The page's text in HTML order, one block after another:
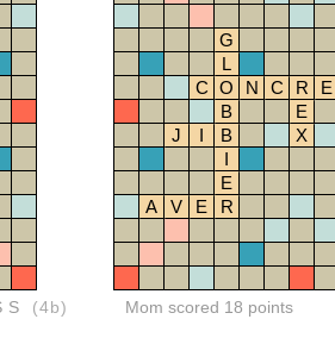
(4b)
G
L
C O N C R E
B
E
J
I B
X
I
E
A
V E R
Mom scored 18 points